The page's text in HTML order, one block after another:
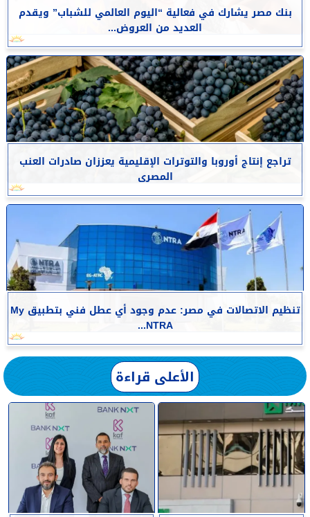
بنك مصر يشارك في فعالية “اليوم العالمي للشباب” ويقدم
العديد من العروض...
تراجع إنتاج أوروبا والتوترات الإقليمية يعززان صادرات العنب
المصرى
تنظيم الاتصالات في مصر: عدم وجود أي عطل فني بتطبيق My
NTRA...
الأعلى قراءة